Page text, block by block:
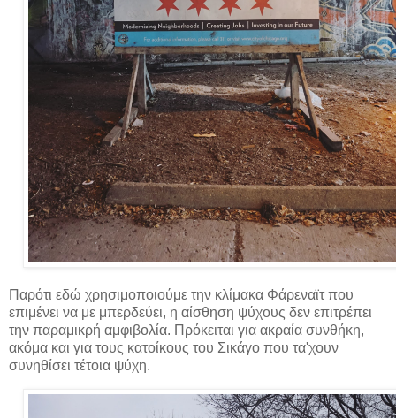
Παρότι εδώ χρησιμοποιούμε την κλίμακα Φάρεναϊτ που
επιμένει να με μπερδεύει, η αίσθηση ψύχους δεν επιτρέπει
την παραμικρή αμφιβολία. Πρόκειται για ακραία συνθήκη,
ακόμα και για τους κατοίκους του Σικάγο που τα'χουν
συνηθίσει τέτοια ψύχη.